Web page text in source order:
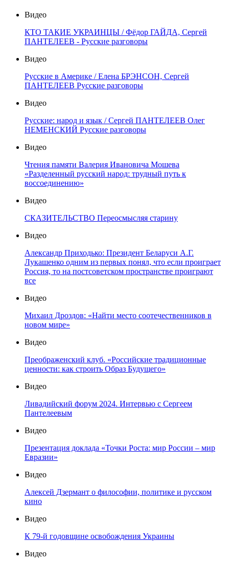
Видео
КТО ТАКИЕ УКРАИНЦЫ / Фёдор ГАЙДА, Сергей
ПАНТЕЛЕЕВ - Русские разговоры
Видео
Русские в Америке / Елена БРЭНСОН, Сергей
ПАНТЕЛЕЕВ Русские разговоры
Видео
Русские: народ и язык / Сергей ПАНТЕЛЕЕВ Олег
НЕМЕНСКИЙ Русские разговоры
Видео
Чтения памяти Валерия Ивановича Мошева
«Разделенный русский народ: трудный путь к
воссоединению»
Видео
СКАЗИТЕЛЬСТВО Переосмысляя старину
Видео
Александр Приходько: Президент Беларуси А.Г.
Лукашенко одним из первых понял, что если проиграет
Россия, то на постсоветском пространстве проиграют
все
Видео
Михаил Дроздов: «Найти место соотечественников в
новом мире»
Видео
Преображенский клуб. «Российские традиционные
ценности: как строить Образ Будущего»
Видео
Ливадийский форум 2024. Интервью с Сергеем
Пантелеевым
Видео
Презентация доклада «Точки Роста: мир России – мир
Евразии»
Видео
Алексей Дзермант о философии, политике и русском
кино
Видео
К 79-й годовщине освобождения Украины
Видео